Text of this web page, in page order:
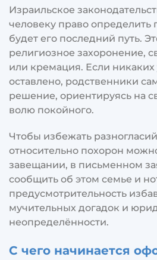
Израильское
человеку право
будет его последний путь.
религиозное захоронение,
или кремация. Если никаких
оставлено, родственники
решение, ориентируясь на
волю покойного.
Чтобы избежать
относительно похорон
завещании, в письменном
сообщить об этом семье и
предусмотрительность
мучительных догадок и
неопределённости.
С чего начинается